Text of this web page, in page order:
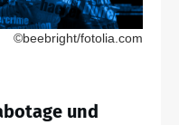
©beebright/fotolia.com
und